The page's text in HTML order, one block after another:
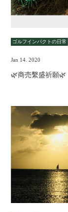
ゴルフインパクトの日常
Jan 14. 2020
🌿商売繫盛祈願🌿